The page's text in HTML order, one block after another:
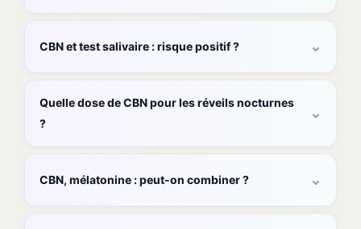
CBN et test salivaire : risque positif ? ⌄
Quelle dose de CBN pour les réveils nocturnes
?
⌄
CBN, mélatonine : peut-on combiner ? ⌄